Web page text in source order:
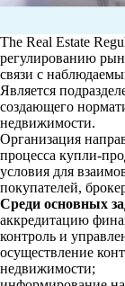
The Real Estate
регулированию
связи с
Является
создающего
недвижимости.
Организация
процесса купли-
условия для
покупателей,
Среди основных
аккредитацию
контроль и
осуществление
недвижимости;